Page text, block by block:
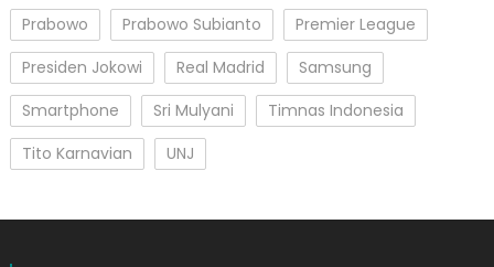
Prabowo
Prabowo Subianto
Premier League
Presiden Jokowi
Real Madrid
Samsung
Smartphone
Sri Mulyani
Timnas Indonesia
Tito Karnavian
UNJ